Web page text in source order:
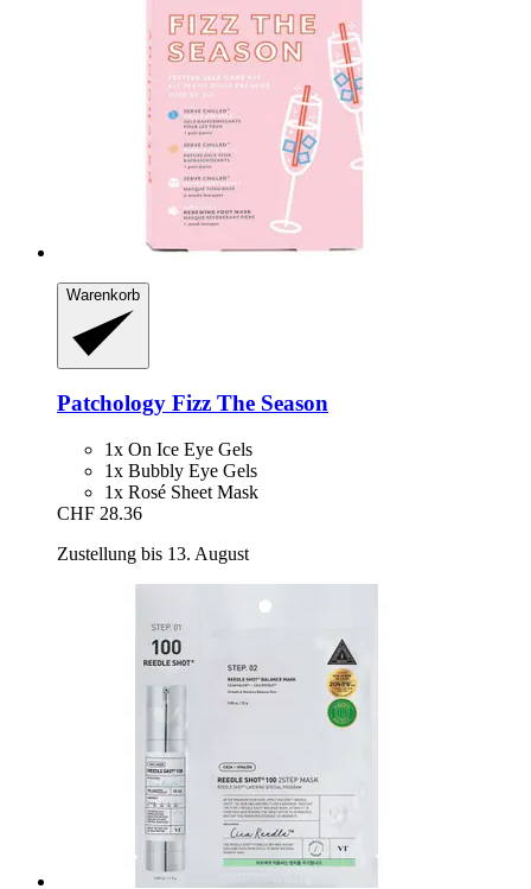
Warenkorb
Patchology Fizz The Season
1x On Ice Eye Gels
1x Bubbly Eye Gels
1x Rosé Sheet Mask
CHF 28.36
Zustellung bis 13. August